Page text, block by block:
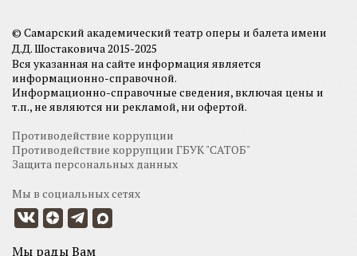
© Самарский академический театр оперы и балета имени
Д.Д. Шостаковича 2015-2025
Вся указанная на сайте информация является
информационно-справочной.
Информационно-справочные сведения, включая цены и
т.п., не являются ни рекламой, ни офертой.
Противодействие коррупции
Противодействие коррупции ГБУК "САТОБ"
Защита персональных данных
Мы в социальных сетях
Мы рады Вам